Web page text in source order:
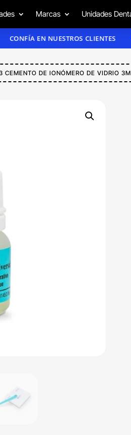
Marcas Unidades
EN NUESTROS CLIENTES
CEMENTO DE IONÓMERO DE VIDRIO